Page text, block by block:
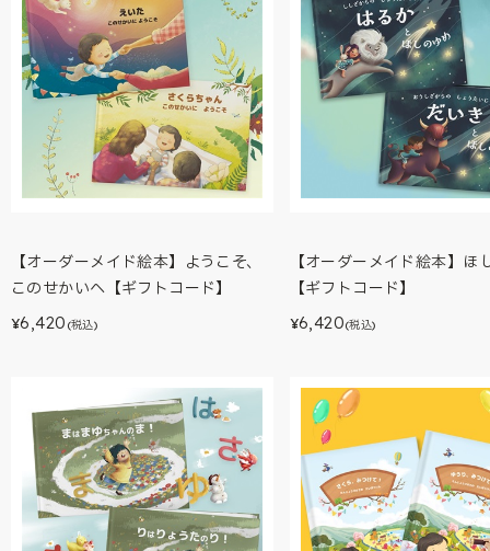
【オーダーメイド絵本】ようこそ、
このせかいへ【ギフトコード】
¥6,420 (税込)
【オーダーメイド絵本】ほ
【ギフトコード】
¥6,420(税込)